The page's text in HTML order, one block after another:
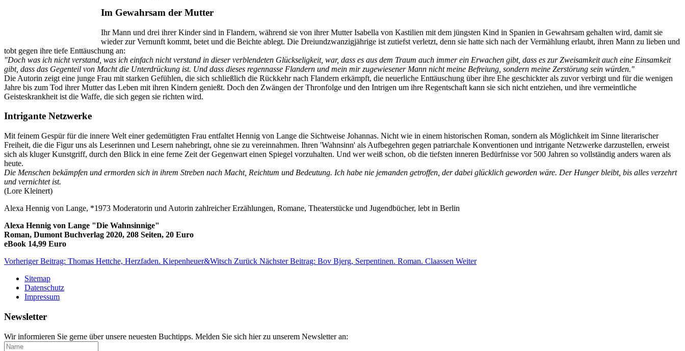
Im Gewahrsam der Mutter
Ihr Mann und drei ihrer Kinder sind in Flandern, während sie von ihrer Mutter Isabella von Kastilien mit dem jüngsten Kind in Spanien in Gewahrsam gehalten wird, damit sie
wieder zur Vernunft kommt, betet und die Beichte ablegt. Die Dreiundzwanzigjährige ist zutiefst verletzt, denn sie hatte sich nach der Vermählung erlaubt, ihren Mann zu lieben und
tobt gegen ihre tiefe Enttäuschung an:
"Doch was ich nicht verstand, was ich einfach nicht verstand in dieser verblendeten Glückseligkeit, war, dass es aus dem Traum auch immer ein Erwachen gibt, dass es zur Zweisamkeit auch eine Einsamkeit
gibt, dass das Gegenteil von Macht die Unterdrückung ist. Und dass dieses regennasse Flandern und mein mir zugewiesener Mann nicht meine Befreiung, sondern meine Zerstörung sein würden."
Die Autorin zeigt eine junge Frau mit starken Gefühlen, die sich schließlich die Rückkehr nach Flandern erkämpft, die neuerliche Enttäuschung über ihre Ehe geschickter als zuvor verbirgt und für die wenigen
Jahre bis zum Tod ihrer Mutter das Leben mit ihren Kindern genießt. Doch den Zwängen der Thronfolge und den Intrigen um ihre Regentschaft kann sie sich nicht entziehen, und ihre vermeintliche
Geisteskrankheit ist die Waffe, die sich gegen sie richten wird.
Intrigante Netzwerke
Mit feinem Gespür für die innere Welt einer gedemütigten Frau entfaltet Hennig von Lange die Sichtweise Johannas. Nicht wie in einem historischen Roman, sondern als Möglichkeit im Sinne literarischer
Freiheit, die die Figur uns als Leserinnen und Lesern nahebringt, ohne sie zu vereinnahmen. Ihren 'Wahnsinn' als Aufbegehren gegen patriarchale Konventionen und intrigante Netzwerke darzustellen, erweist
sich als kluger Kunstgriff, durch den Blick in eine ferne Zeit der Gegenwart einen Spiegel vorzuhalten. Und wer weiß schon, ob die tiefsten inneren Bedürfnisse vor 500 Jahren so vollständig anders waren als
heute.
Die Menschen bekämpfen und ermorden sich in ihrem Streben nach Macht, Reichtum und Bedeutung. Ich habe nie jemanden getroffen, der dabei glücklich geworden wäre. Der Hunger bleibt, bis alles verzehrt
und vernichtet ist.
(Lore Kleinert)
Alexa Hennig von Lange, *1973 Moderatorin und Autorin zahlreicher Erzählungen, Romane, Theaterstücke und Jugendbücher, lebt in Berlin
Alexa Hennig von Lange "Die Wahnsinnige"
Roman, Dumont Buchverlag 2020, 208 Seiten, 20 Euro
eBook 14,99 Euro
Vorheriger Beitrag: Thomas Hettche, Herzfaden. Kiepenheuer&Witsch Zurück Nächster Beitrag: Bov Bjerg, Serpentinen. Roman. Claassen Weiter
Sitemap
Datenschutz
Impressum
Newsletter
Wir informieren Sie gerne über unsere neuesten Buchtipps. Melden Sie sich hier zu unserem Newsletter an: